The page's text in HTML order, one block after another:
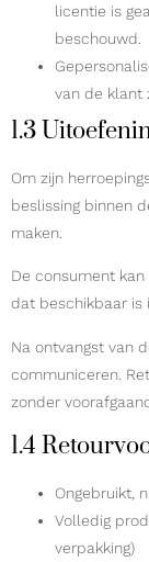
licentie is
beschouwd.
van de klant
1.3
Om zijn
beslissing binnen
maken.
De consument
dat beschikbaar is
Na ontvangst van
communiceren.
zonder
1.4
Ongebruikt,
Volledig
verpakking)